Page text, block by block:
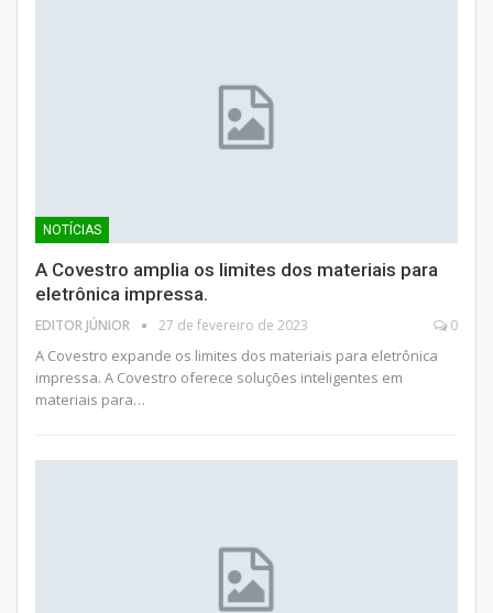
NOTÍCIAS
A Covestro amplia os limites dos materiais para
eletrônica impressa.
EDITOR JÚNIOR 27 de fevereiro de 2023 0
A Covestro expande os limites dos materiais para eletrônica
impressa. A Covestro oferece soluções inteligentes em
materiais para…